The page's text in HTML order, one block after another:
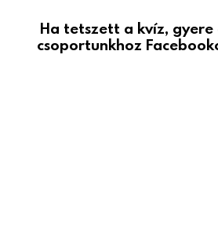
Ha tetszett a kvíz, gyere
csoportunkhoz